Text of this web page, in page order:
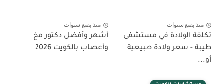
منذ بضع سنوات
تكلفة الولادة في مستشفى
طيبة - سعر ولادة طبيعية
أو...
منذ بضع سنوات
أشهر وأفضل دكتور مخ
وأعصاب بالكويت 2026